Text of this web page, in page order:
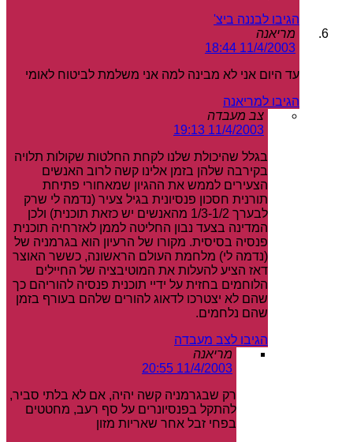
הגיבו לבננה ביצ'
מריאנה
11/4/2003 18:44
עד היום אני לא מבינה למה אני משלמת לביטוח לאומי
הגיבו למריאנה
צב מעבדה
11/4/2003 19:13
בגלל שהיכולת שלנו לקחת החלטות שקולות תלויה
בקירבה שלהן בזמן אלינו קשה לרוב האנשים
הצעירים לממש את ההגיון שמאחורי פתיחת
תורנית חסכון פנסיונית בגיל צעיר (נדמה לי שרק
לבערך 1/3-1/2 מהאנשים יש כזאת תוכנית) ולכן
המדינה בצעד נבון החליטה לממן לאזרחיה תוכנית
פנסיה בסיסית. מקורו של הרעיון הוא בגרמניה של
(נדמה לי) מלחמת העולם הראשונה, כששר האוצר
דאז הציע להעלות את המוטיבציה של החיילים
הלוחמים בחזית על ידיי תוכנית פנסיה להוריהם כך
שהם לא יצטרכו לדאוג להורים שלהם בעורף בזמן
שהם נלחמים.
הגיבו לצב מעבדה
מריאנה
11/4/2003 20:55
רק שבגרמניה קשה יהיה, אם לא בלתי סביר,
להתקל בפנסיונרים על סף רעב, מחטטים
בפחי זבל אחר שאריות מזון